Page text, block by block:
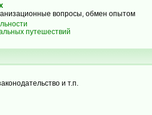
вопросы, обмен опытом
путешествий
и т.п.